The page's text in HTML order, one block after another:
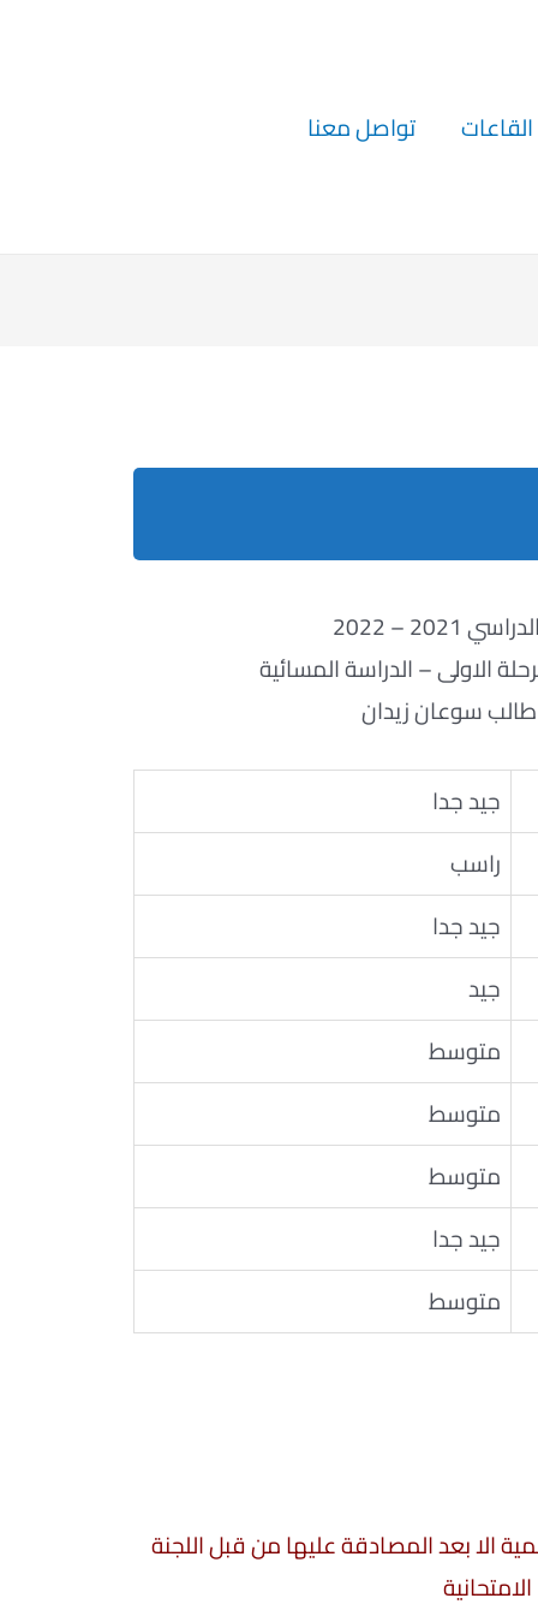
القاعات تواصل معنا
2021 – 2022
الاولى – الدراسة المسائية
سوعان زيدان
جيد جدا
راسب
جيد جدا
جيد
متوسط
متوسط
متوسط
جيد جدا
متوسط
الا بعد المصادقة عليها من قبل اللجنة
الامتحانية